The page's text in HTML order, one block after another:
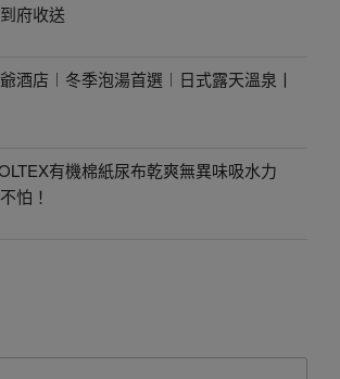
府收送
酒店︱冬季泡湯首選︱日式露天溫泉丨
有機棉紙尿布乾爽無異味吸水力
怕！